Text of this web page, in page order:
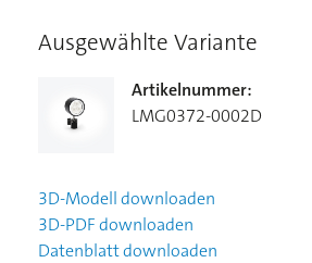
Ausgewählte Variante
Artikelnummer:
LMG0372-0002D
3D-Modelldownloaden
3D-PDFdownloaden
Datenblattdownloaden